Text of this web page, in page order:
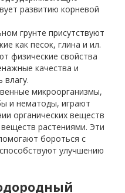
развитию корневой
грунте присутствуют
как песок, глина и ил.
физические свойства
качества и
влагу.
микроорганизмы,
и нематоды, играют
органических веществ
растениями. Эти
бороться с
улучшению